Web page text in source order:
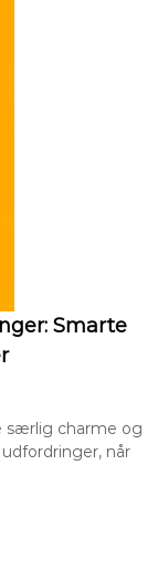
Smarte
særlig charme og
når